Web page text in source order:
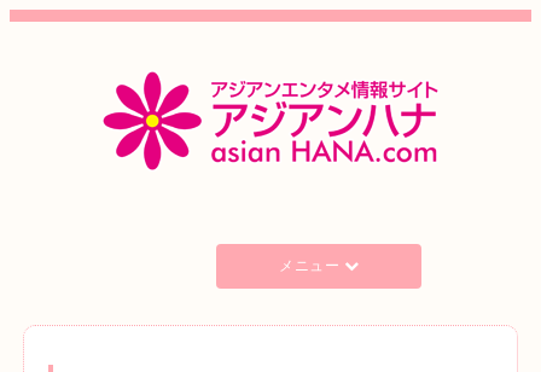
メニュー